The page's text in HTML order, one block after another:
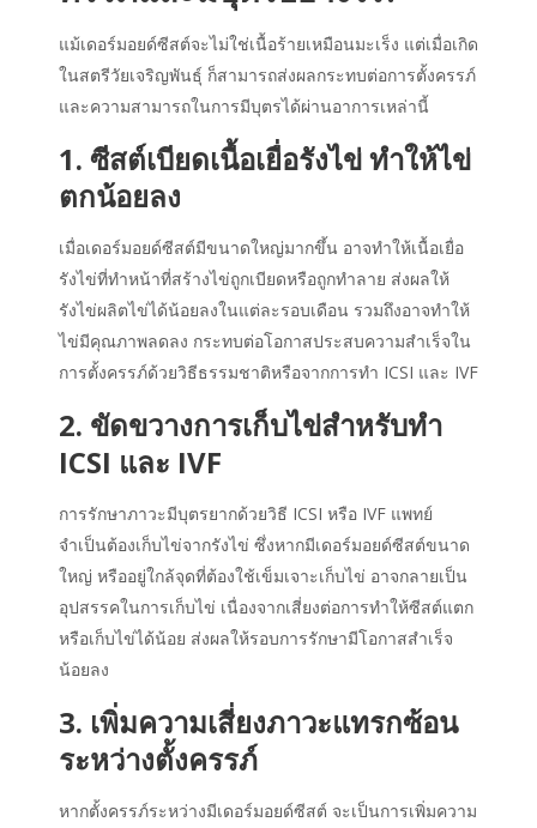
แม้เดอร์มอยด์ซีสต์จะไม่ใช่เนื้อร้ายเหมือนมะเร็ง แต่เมื่อเกิด
ในสตรีวัยเจริญพันธุ์ ก็สามารถส่งผลกระทบต่อการตั้งครรภ์
และความสามารถในการมีบุตรได้ผ่านอาการเหล่านี้
1. ซีสต์เบียดเนื้อเยื่อรังไข่ ทำให้ไข่
ตกน้อยลง
เมื่อเดอร์มอยด์ซีสต์มีขนาดใหญ่มากขึ้น อาจทำให้เนื้อเยื่อ
รังไข่ที่ทำหน้าที่สร้างไข่ถูกเบียดหรือถูกทำลาย ส่งผลให้
รังไข่ผลิตไข่ได้น้อยลงในแต่ละรอบเดือน รวมถึงอาจทำให้
ไข่มีคุณภาพลดลง กระทบต่อโอกาสประสบความสำเร็จใน
การตั้งครรภ์ด้วยวิธีธรรมชาติหรือจากการทำ ICSI และ IVF
2. ขัดขวางการเก็บไข่สำหรับทำ
ICSI และ IVF
การรักษาภาวะมีบุตรยากด้วยวิธี ICSI หรือ IVF แพทย์
จำเป็นต้องเก็บไข่จากรังไข่ ซึ่งหากมีเดอร์มอยด์ซีสต์ขนาด
ใหญ่ หรืออยู่ใกล้จุดที่ต้องใช้เข็มเจาะเก็บไข่ อาจกลายเป็น
อุปสรรคในการเก็บไข่ เนื่องจากเสี่ยงต่อการทำให้ซีสต์แตก
หรือเก็บไข่ได้น้อย ส่งผลให้รอบการรักษามีโอกาสสำเร็จ
น้อยลง
3. เพิ่มความเสี่ยงภาวะแทรกซ้อน
ระหว่างตั้งครรภ์
หากตั้งครรภ์ระหว่างมีเดอร์มอยด์ซีสต์ จะเป็นการเพิ่มความ